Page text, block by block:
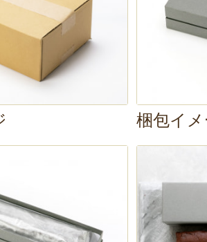
ご褒美として楽しむの
にするのも良いですね！
梱包イ